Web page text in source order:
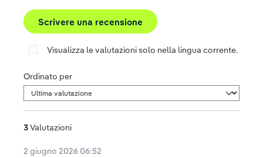
Scrivere una recensione
Visualizza le valutazioni solo nella lingua corrente.
Ordinato per
3Valutazioni
2 giugno 2026 06:52